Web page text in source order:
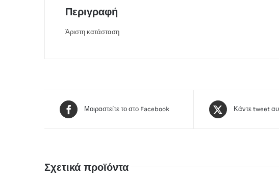
Περιγραφή
Άριστη κατάσταση
Μοιραστείτε το στο Facebook Κάντε tweet
Σχετικά προϊόντα